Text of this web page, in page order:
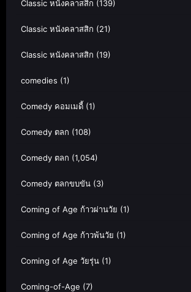
Classic หนังคลาสสิก (139)
Classic หนังคลาสสิก (21)
Classic หนังคลาสสิก (19)
comedies (1)
Comedy คอมเมดี้ (1)
Comedy ตลก (108)
Comedy ตลก (1,054)
Comedy ตลกขบขัน (3)
Coming of Age ก้าวผ่านวัย (1)
Coming of Age ก้าวพ้นวัย (1)
Coming of Age วัยรุ่น (1)
Coming-of-Age (7)